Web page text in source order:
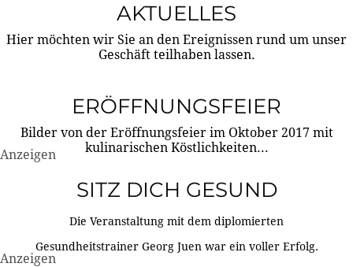
AKTUELLES
Hier möchten wir Sie an den Ereignissen rund um unser
Geschäft teilhaben lassen.
ERÖFFNUNGSFEIER
Bilder von der Eröffnungsfeier im Oktober 2017 mit
kulinarischen Köstlichkeiten...
Anzeigen
SITZ DICH GESUND
Die Veranstaltung mit dem diplomierten
Gesundheitstrainer Georg Juen war ein voller Erfolg.
Anzeigen